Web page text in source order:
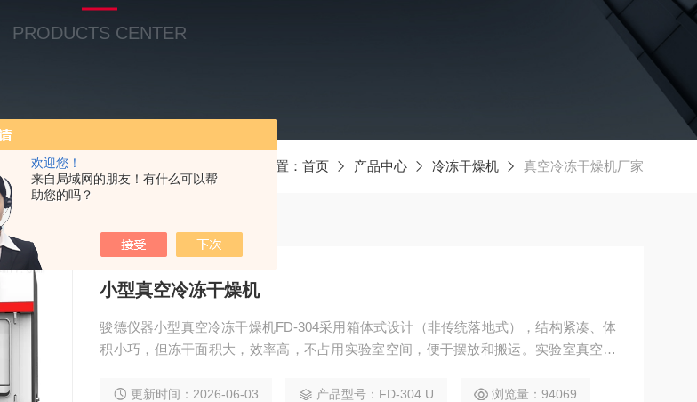
欢迎您！
来自局域网的朋友！有什么可以帮
助您的吗？
PRODUCTS CENTER
当前位置： 首页 产品中心 冷冻干燥机 真空冷冻干燥机厂家
小型真空冷冻干燥机
骏德仪器小型真空冷冻干燥机FD-304采用箱体式设计（非传统落地式），结构紧凑、体
积小巧，但冻干面积大，效率高，不占用实验室空间，便于摆放和搬运。实验室真空冷
品塌陷。7寸高清智能彩色触摸屏，内载安卓系统，操作方便，简单易学。
更新时间：2026-06-03 产品型号：FD-304.U 浏览量：94069